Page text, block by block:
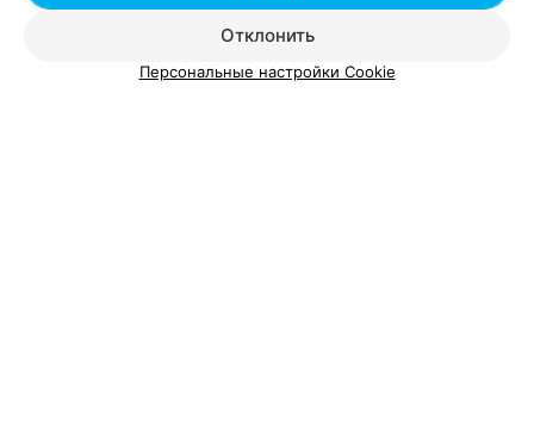
Отклонить
Персональные настройки Cookie